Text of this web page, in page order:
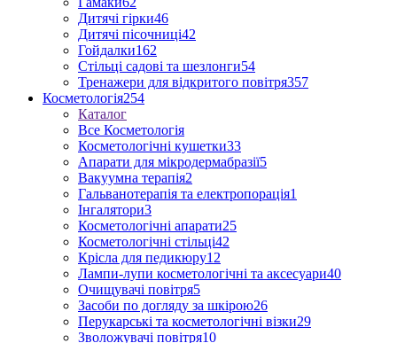
Дитячі гірки46
Дитячі пісочниці42
Гойдалки162
Стільці садові та шезлонги54
Тренажери для відкритого повітря357
Косметологія254
Каталог
Все Косметологія
Косметологічні кушетки33
Апарати для мікродермабразії5
Вакуумна терапія2
Гальванотерапія та електропорація1
Інгалятори3
Косметологічні апарати25
Косметологічні стільці42
Крісла для педикюру12
Лампи-лупи косметологічні та аксесуари40
Очищувачі повітря5
Засоби по догляду за шкірою26
Перукарські та косметологічні візки29
Зволожувачі повітря10